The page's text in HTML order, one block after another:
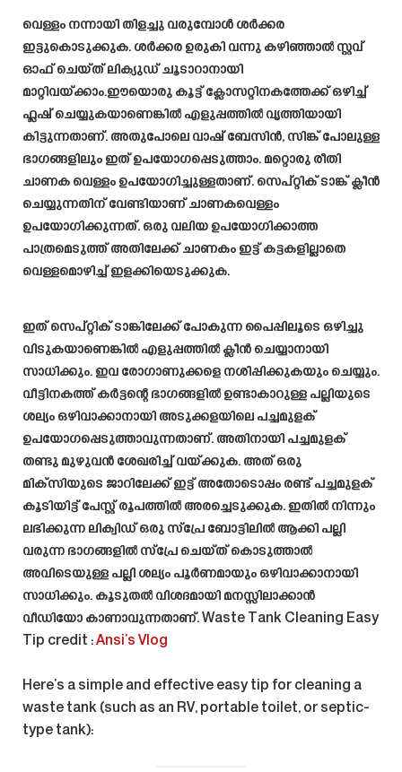
വെള്ളം നന്നായി തിളച്ചു വരുമ്പോൾ ശർക്കര
ഇട്ടുകൊടുക്കുക. ശർക്കര ഉരുകി വന്നു കഴിഞ്ഞാൽ സ്റ്റവ്
ഓഫ്‌ ചെയ്ത് ലിക്യുഡ് ചൂടാറാനായി
മാറ്റിവയ്ക്കാം.ഈയൊരു കൂട്ട് ക്ലോസറ്റിനകത്തേക്ക് ഒഴിച്ച്
ഫ്ലഷ്‌ ചെയ്യുകയാണെങ്കിൽ എളുപ്പത്തിൽ വൃത്തിയായി
കിട്ടുന്നതാണ്. അതുപോലെ വാഷ് ബേസിൻ, സിങ്ക് പോലുള്ള
ഭാഗങ്ങളിലും ഇത് ഉപയോഗപ്പെടുത്താം. മറ്റൊരു രീതി
ചാണക വെള്ളം ഉപയോഗിച്ചുള്ളതാണ്. സെപ്റ്റിക് ടാങ്ക് ക്ലീൻ
ചെയ്യുന്നതിന് വേണ്ടിയാണ് ചാണകവെള്ളം
ഉപയോഗിക്കുന്നത്. ഒരു വലിയ ഉപയോഗിക്കാത്ത
പാത്രമെടുത്ത് അതിലേക്ക് ചാണകം ഇട്ട് കട്ടകളില്ലാതെ
വെള്ളമൊഴിച്ച് ഇളക്കിയെടുക്കുക.
ഇത് സെപ്റ്റിക് ടാങ്കിലേക്ക് പോകുന്ന പൈപ്പിലൂടെ ഒഴിച്ചു
വിടുകയാണെങ്കിൽ എളുപ്പത്തിൽ ക്ലീൻ ചെയ്യാനായി
സാധിക്കും. ഇവ രോഗാണുക്കളെ നശിപ്പിക്കുകയും ചെയ്യും.
വീട്ടിനകത്ത് കർട്ടന്റെ ഭാഗങ്ങളിൽ ഉണ്ടാകാറുള്ള പല്ലിയുടെ
ശല്യം ഒഴിവാക്കാനായി അടുക്കളയിലെ പച്ചമുളക്
ഉപയോഗപ്പെടുത്താവുന്നതാണ്. അതിനായി പച്ചമുളക്
തണ്ടു മുഴുവൻ ശേഖരിച്ച് വയ്ക്കുക. അത് ഒരു
മിക്സിയുടെ ജാറിലേക്ക് ഇട്ട് അതോടൊപ്പം രണ്ട് പച്ചമുളക്
കൂടിയിട്ട് പേസ്റ്റ് രൂപത്തിൽ അരച്ചെടുക്കുക. ഇതിൽ നിന്നും
ലഭിക്കുന്ന ലിക്വിഡ് ഒരു സ്പ്രേ ബോട്ടിലിൽ ആക്കി പല്ലി
വരുന്ന ഭാഗങ്ങളിൽ സ്പ്രേ ചെയ്ത് കൊടുത്താൽ
അവിടെയുള്ള പല്ലി ശല്യം പൂർണമായും ഒഴിവാക്കാനായി
സാധിക്കും. കൂടുതൽ വിശദമായി മനസ്സിലാക്കാൻ
വീഡിയോ കാണാവുന്നതാണ്.Waste Tank Cleaning Easy
Tip credit :Ansi’s Vlog
Here’s a simple and effective easy tip for cleaning a
waste tank (such as an RV, portable toilet, or septic-
type tank):